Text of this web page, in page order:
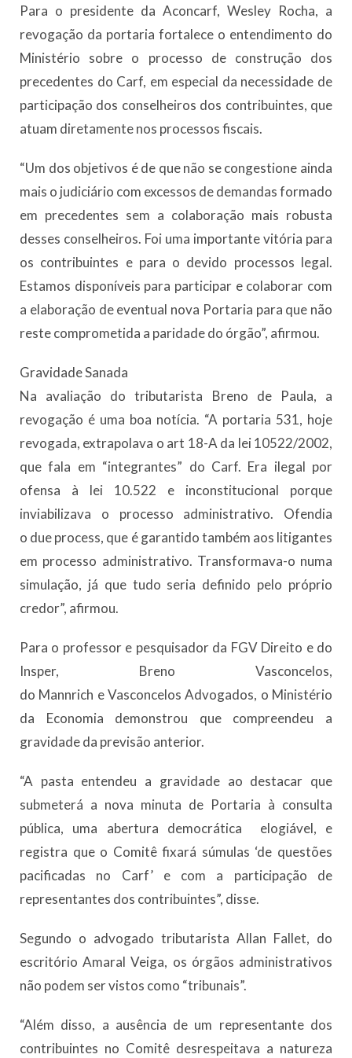
Para o presidente da Aconcarf, Wesley Rocha, a
revogação da portaria fortalece o entendimento do
Ministério sobre o processo de construção dos
precedentes do Carf, em especial da necessidade de
participação dos conselheiros dos contribuintes, que
atuam diretamente nos processos fiscais.
“Um dos objetivos é de que não se congestione ainda
mais o judiciário com excessos de demandas formado
em precedentes sem a colaboração mais robusta
desses conselheiros. Foi uma importante vitória para
os contribuintes e para o devido processos legal.
Estamos disponíveis para participar e colaborar com
a elaboração de eventual nova Portaria para que não
reste comprometida a paridade do órgão”, afirmou.
Gravidade Sanada
Na avaliação do tributarista Breno de Paula, a
revogação é uma boa notícia. “A portaria 531, hoje
revogada, extrapolava o art 18-A da lei 10522/2002,
que fala em “integrantes” do Carf. Era ilegal por
ofensa à lei 10.522 e inconstitucional porque
inviabilizava o processo administrativo. Ofendia
o due process, que é garantido também aos litigantes
em processo administrativo. Transformava-o numa
simulação, já que tudo seria definido pelo próprio
credor”, afirmou.
Para o professor e pesquisador da FGV Direito e do
Insper, Breno Vasconcelos,
do Mannrich e Vasconcelos Advogados, o Ministério
da Economia demonstrou que compreendeu a
gravidade da previsão anterior.
“A pasta entendeu a gravidade ao destacar que
submeterá a nova minuta de Portaria à consulta
pública, uma abertura democrática elogiável, e
registra que o Comitê fixará súmulas ‘de questões
pacificadas no Carf’ e com a participação de
representantes dos contribuintes”, disse.
Segundo o advogado tributarista Allan Fallet, do
escritório Amaral Veiga, os órgãos administrativos
não podem ser vistos como “tribunais”.
“Além disso, a ausência de um representante dos
contribuintes no Comitê desrespeitava a natureza